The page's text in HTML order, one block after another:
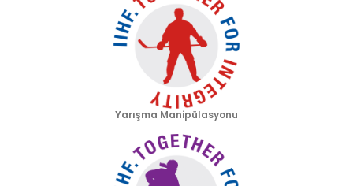
Yarışma Manipülasyonu